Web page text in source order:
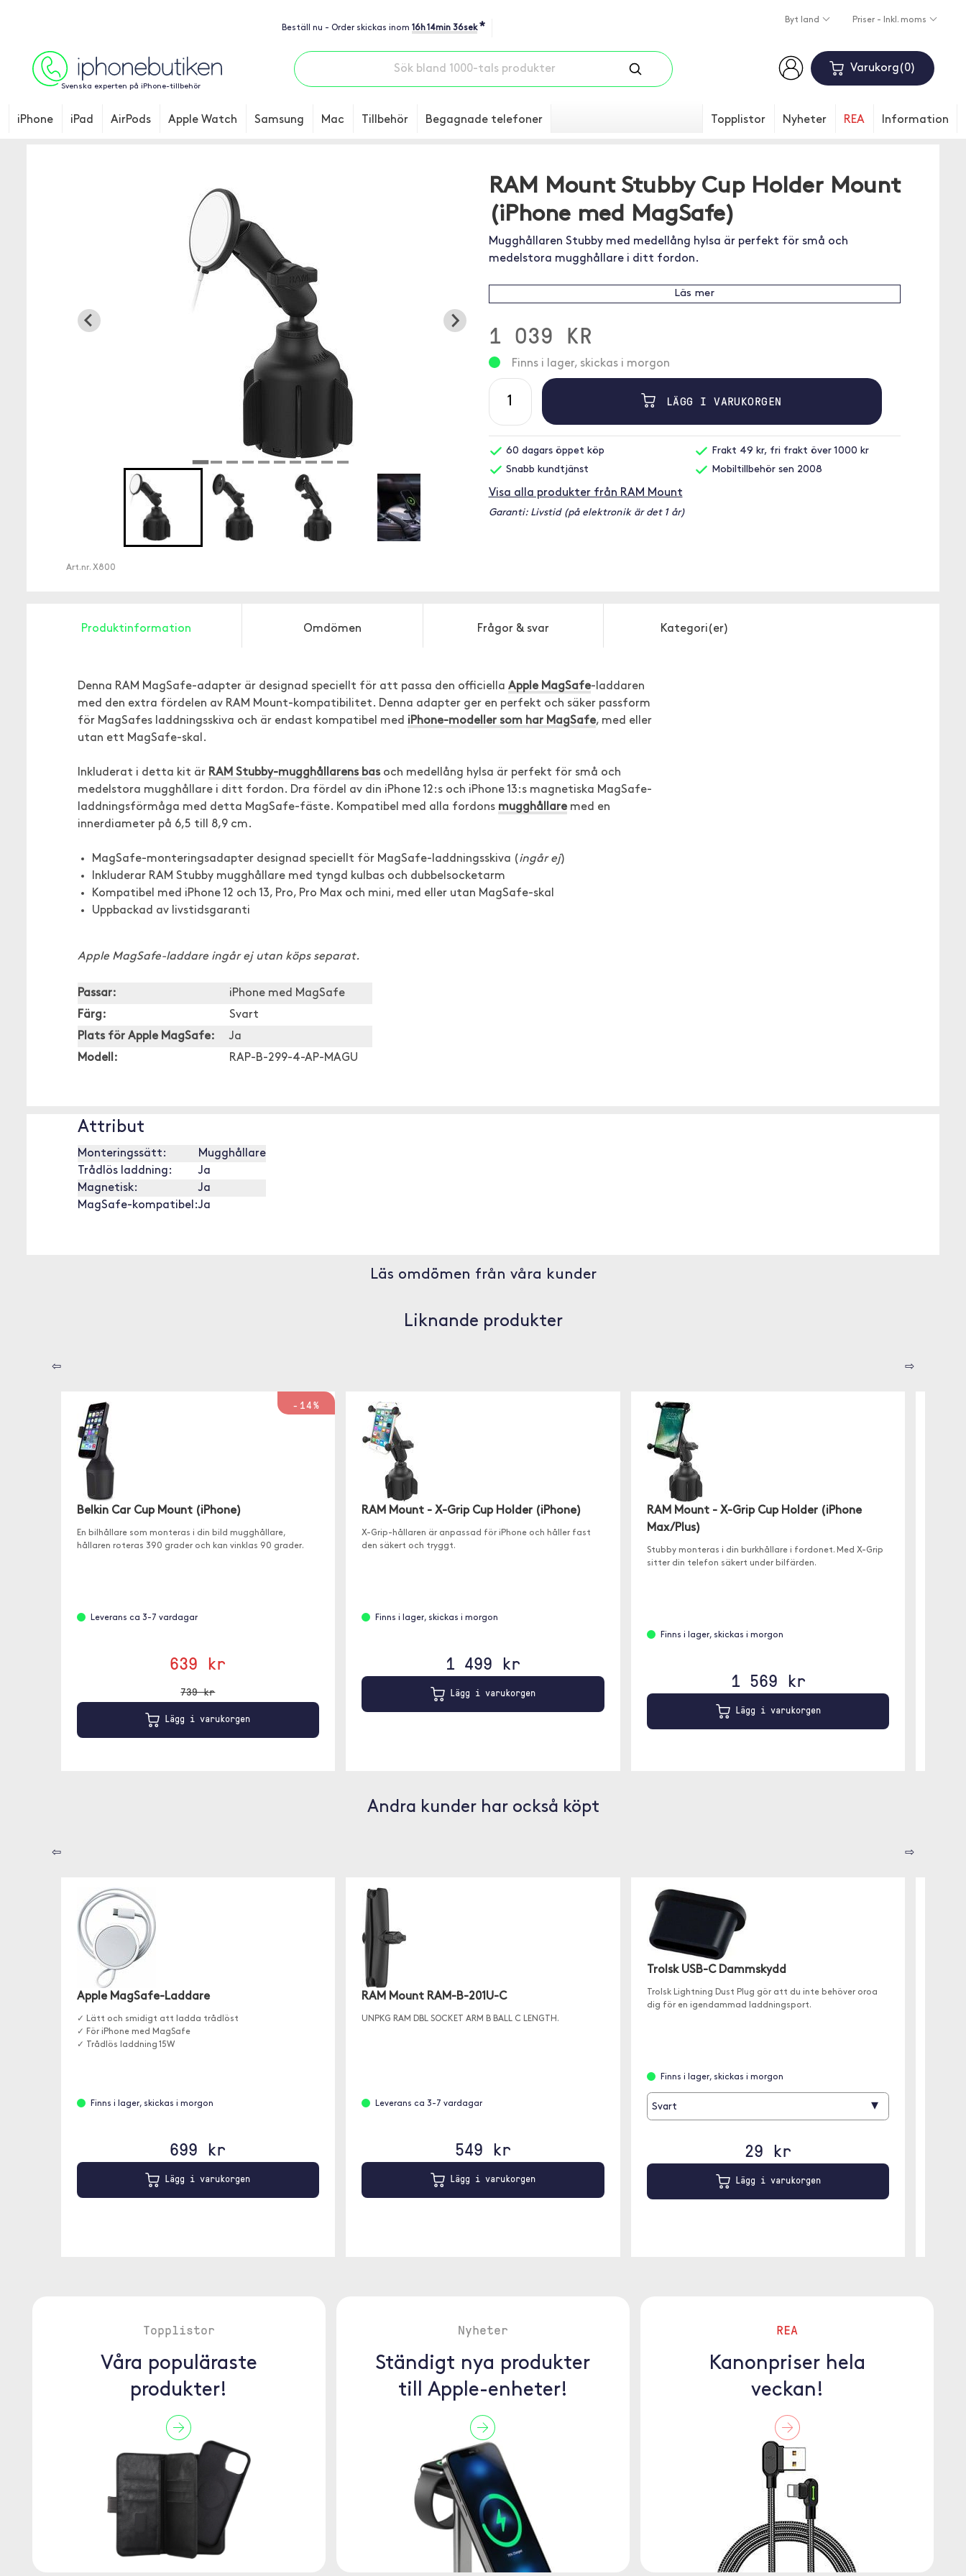
Beställ nu - Order skickas inom 16h 14min 36sek *
Byt land Priser - Inkl. moms
Svenska experten på iPhone-tillbehör
Varukorg 0
iPhone iPad AirPods Apple Watch Samsung Mac Tillbehör Begagnade telefoner Topplistor Nyheter REA Information
Art.nr. X800
RAM Mount Stubby Cup Holder Mount
(iPhone med MagSafe)
Mugghållaren Stubby med medellång hylsa är perfekt för små och
medelstora mugghållare i ditt fordon.
Läs mer
1 039 KR
Finns i lager, skickas i morgon
LÄGG I VARUKORGEN
60 dagars öppet köp
Frakt 49 kr, fri frakt över 1000 kr
Snabb kundtjänst
Mobiltillbehör sen 2008
Visa alla produkter från RAM Mount
Garanti: Livstid (på elektronik är det 1 år)
Produktinformation Omdömen Frågor & svar Kategori(er)
Denna RAM MagSafe-adapter är designad speciellt för att passa den officiella Apple MagSafe-laddaren
med den extra fördelen av RAM Mount-kompatibilitet. Denna adapter ger en perfekt och säker passform
för MagSafes laddningsskiva och är endast kompatibel med iPhone-modeller som har MagSafe, med eller
utan ett MagSafe-skal.
Inkluderat i detta kit är RAM Stubby-mugghållarens bas och medellång hylsa är perfekt för små och
medelstora mugghållare i ditt fordon. Dra fördel av din iPhone 12:s och iPhone 13:s magnetiska MagSafe-
laddningsförmåga med detta MagSafe-fäste. Kompatibel med alla fordons mugghållare med en
innerdiameter på 6,5 till 8,9 cm.
MagSafe-monteringsadapter designad speciellt för MagSafe-laddningsskiva (ingår ej)
Inkluderar RAM Stubby mugghållare med tyngd kulbas och dubbelsocketarm
Kompatibel med iPhone 12 och 13, Pro, Pro Max och mini, med eller utan MagSafe-skal
Uppbackad av livstidsgaranti
Apple MagSafe-laddare ingår ej utan köps separat.
Passar:
iPhone med MagSafe
Färg:
Svart
Plats för Apple MagSafe:
Ja
Modell:
RAP-B-299-4-AP-MAGU
Attribut
Monteringssätt:
Mugghållare
Trådlös laddning:
Ja
Magnetisk:
Ja
MagSafe-kompatibel:Ja
Läs omdömen från våra kunder
Liknande produkter
⇦ ⇨
-14%
Belkin Car Cup Mount (iPhone)
En bilhållare som monteras i din bild mugghållare,
hållaren roteras 390 grader och kan vinklas 90 grader.
Leverans ca 3-7 vardagar
639 kr
739 kr
Lägg i varukorgen
RAM Mount - X-Grip Cup Holder (iPhone)
X-Grip-hållaren är anpassad för iPhone och håller fast
den säkert och tryggt.
Finns i lager, skickas i morgon
1 499 kr
Lägg i varukorgen
RAM Mount - X-Grip Cup Holder (iPhone
Max/Plus)
Stubby monteras i din burkhållare i fordonet. Med X-Grip
sitter din telefon säkert under bilfärden.
Finns i lager, skickas i morgon
1 569 kr
Lägg i varukorgen
Andra kunder har också köpt
⇦ ⇨
Apple MagSafe-Laddare
✓ Lätt och smidigt att ladda trådlöst
✓ För iPhone med MagSafe
✓ Trådlös laddning 15W
Finns i lager, skickas i morgon
699 kr
Lägg i varukorgen
RAM Mount RAM-B-201U-C
UNPKG RAM DBL SOCKET ARM B BALL C LENGTH.
Leverans ca 3-7 vardagar
549 kr
Lägg i varukorgen
Trolsk USB-C Dammskydd
Trolsk Lightning Dust Plug gör att du inte behöver oroa
dig för en igendammad laddningsport.
Finns i lager, skickas i morgon
Svart ▾
29 kr
Lägg i varukorgen
Topplistor
Våra populäraste
produkter!
Nyheter
Ständigt nya produkter
till Apple-enheter!
REA
Kanonpriser hela
veckan!